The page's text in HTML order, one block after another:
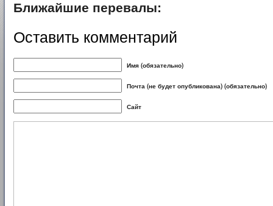
Ближайшие перевалы:
Оставить комментарий
Имя (обязательно)
Почта (не будет опубликована) (обязательно)
Сайт